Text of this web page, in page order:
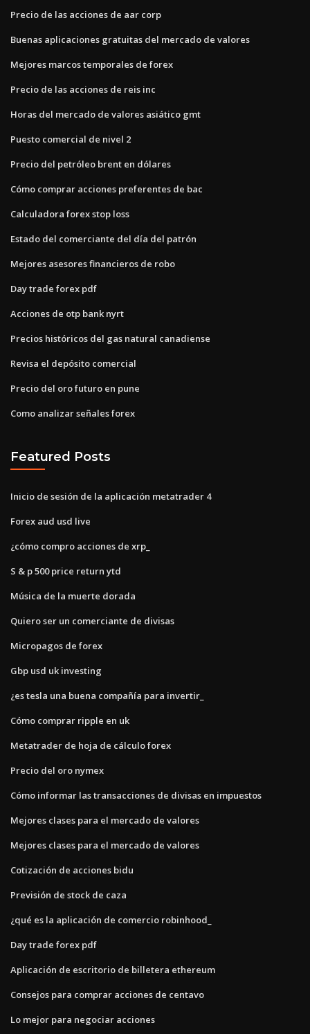
Precio de las acciones de aar corp
Buenas aplicaciones gratuitas del mercado de valores
Mejores marcos temporales de forex
Precio de las acciones de reis inc
Horas del mercado de valores asiático gmt
Puesto comercial de nivel 2
Precio del petróleo brent en dólares
Cómo comprar acciones preferentes de bac
Calculadora forex stop loss
Estado del comerciante del día del patrón
Mejores asesores financieros de robo
Day trade forex pdf
Acciones de otp bank nyrt
Precios históricos del gas natural canadiense
Revisa el depósito comercial
Precio del oro futuro en pune
Como analizar señales forex
Featured Posts
Inicio de sesión de la aplicación metatrader 4
Forex aud usd live
¿cómo compro acciones de xrp_
S & p 500 price return ytd
Música de la muerte dorada
Quiero ser un comerciante de divisas
Micropagos de forex
Gbp usd uk investing
¿es tesla una buena compañía para invertir_
Cómo comprar ripple en uk
Metatrader de hoja de cálculo forex
Precio del oro nymex
Cómo informar las transacciones de divisas en impuestos
Mejores clases para el mercado de valores
Mejores clases para el mercado de valores
Cotización de acciones bidu
Previsión de stock de caza
¿qué es la aplicación de comercio robinhood_
Day trade forex pdf
Aplicación de escritorio de billetera ethereum
Consejos para comprar acciones de centavo
Lo mejor para negociar acciones